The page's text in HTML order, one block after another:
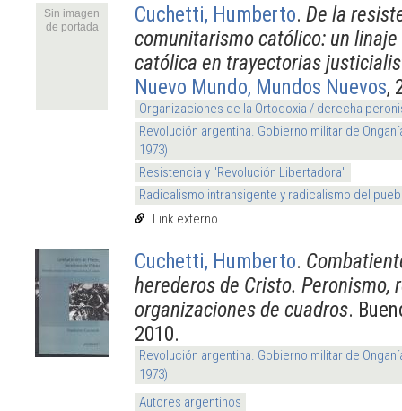
Sin imagen
de portada
Cuchetti, Humberto. De la
comunitarismo católico: un
católica en trayectorias
Nuevo Mundo, Mundos Nuevos,
Organizaciones de la Ortodoxia / derecha
Revolución argentina. Gobierno militar de
1973)
Resistencia y "Revolución Libertadora"
Radicalismo intransigente y radicalismo del
Link externo
Cuchetti, Humberto.
herederos de Cristo. Peronismo,
organizaciones de cuadros.
2010.
Revolución argentina. Gobierno militar de
1973)
Autores argentinos